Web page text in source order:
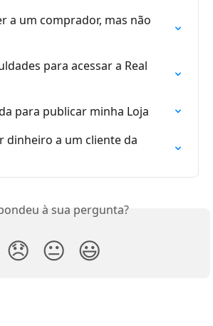
a um comprador, mas não
para acessar a Real
para publicar minha Loja
dinheiro a um cliente da
à sua pergunta?
😞 😐 😃